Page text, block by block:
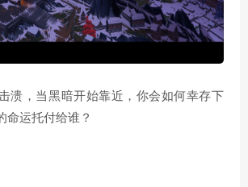
溃，当黑暗开始靠近，你会如何幸存下
命运托付给谁？